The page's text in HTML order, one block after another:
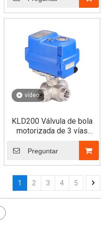
vídeo
KLD200 Válvula de bola
motorizada de 3 vías
(SS304/316/Latón)
Preguntar
1 2 3 4 5